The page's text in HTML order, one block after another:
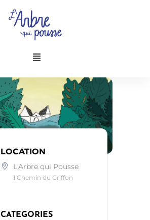
Menu
LOCATION
L'Arbre qui Pousse
1 Chemin du Griffon
CATEGORIES